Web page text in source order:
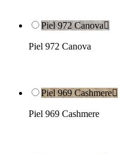
Piel 972 Canova
Piel 972 Canova
Piel 969 Cashmere
Piel 969 Cashmere